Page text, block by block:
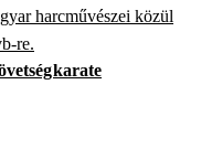
harcművészei közül
re.
karate